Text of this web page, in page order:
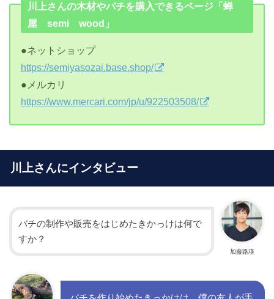
川上さんの木材やバチを購入できるページ「蝉
屋 semi wood」
●ネットショップ
https://semiyasozai.base.shop/
●メルカリ
https://www.mercari.com/jp/u/922503508/
川上さんにインタビュー
加藤路瑛
バチの制作や販売をはじめたきかっけは何で
すか？